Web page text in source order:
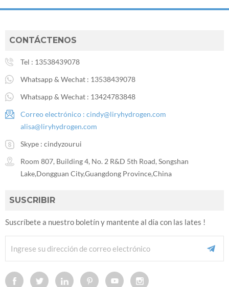
CONTÁCTENOS
Tel : 13538439078
Whatsapp & Wechat : 13538439078
Whatsapp & Wechat : 13424783848
Correo electrónico : cindy@liryhydrogen.com
alisa@liryhydrogen.com
Skype : cindyzourui
Room 807, Building 4, No. 2 R&D 5th Road, Songshan
Lake,Dongguan City,Guangdong Province,China
SUSCRIBIR
Suscríbete a nuestro boletín y mantente al día con las lates !